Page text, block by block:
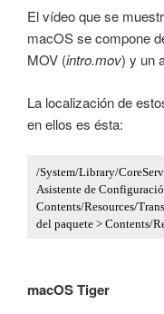
El vídeo que se
macOS se compone
MOV (intro.mov) y un
La localización de
en ellos es ésta:
/System/Library/
Asistente de
Contents/Resources/
del paquete > Contents/
macOS Tiger